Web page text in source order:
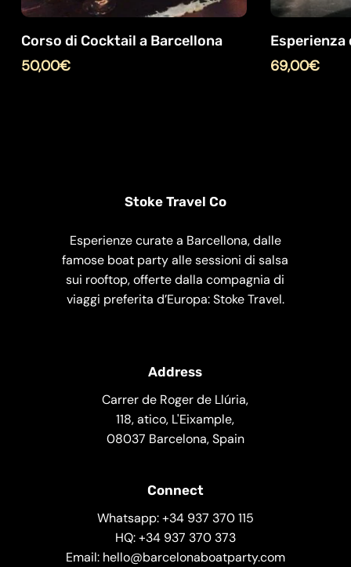
Corso di Cocktail a Barcellona
50,00€
Esperienza
69,00€
Stoke Travel Co
Esperienze curate a Barcellona, dalle
famose boat party alle sessioni di salsa
sui rooftop, offerte dalla compagnia di
viaggi preferita d’Europa: Stoke Travel.
Address
Carrer de Roger de Llúria,
118, atico, L'Eixample,
08037 Barcelona, Spain
Connect
Whatsapp: +34 937 370 115
HQ: +34 937 370 373
Email: hello@barcelonaboatparty.com